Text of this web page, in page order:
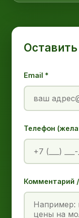
Email *
Телефон
Комментарий